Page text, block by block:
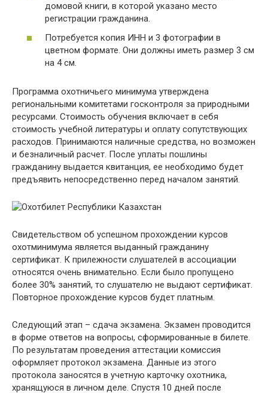
домовой книги, в которой указано место
регистрации гражданина.
Потребуется копия ИНН и 3 фотографии в
цветном формате. Они должны иметь размер 3 см
на 4 см.
Программа охотничьего минимума утверждена
региональными комитетами госконтроля за природными
ресурсами. Стоимость обучения включает в себя
стоимость учебной литературы и оплату сопутствующих
расходов. Принимаются наличные средства, но возможен
и безналичный расчет. После уплаты пошлины
гражданину выдается квитанция, ее необходимо будет
предъявить непосредственно перед началом занятий.
Свидетельством об успешном прохождении курсов
охотминимума является выданный гражданину
сертификат. К прилежности слушателей в ассоциации
относятся очень внимательно. Если было пропущено
более 30% занятий, то слушателю не выдают сертификат.
Повторное прохождение курсов будет платным.
Следующий этап – сдача экзамена. Экзамен проводится
в форме ответов на вопросы, сформированные в билете.
По результатам проведения аттестации комиссия
оформляет протокол экзамена. Данные из этого
протокола заносятся в учетную карточку охотника,
хранящуюся в личном деле. Спустя 10 дней после